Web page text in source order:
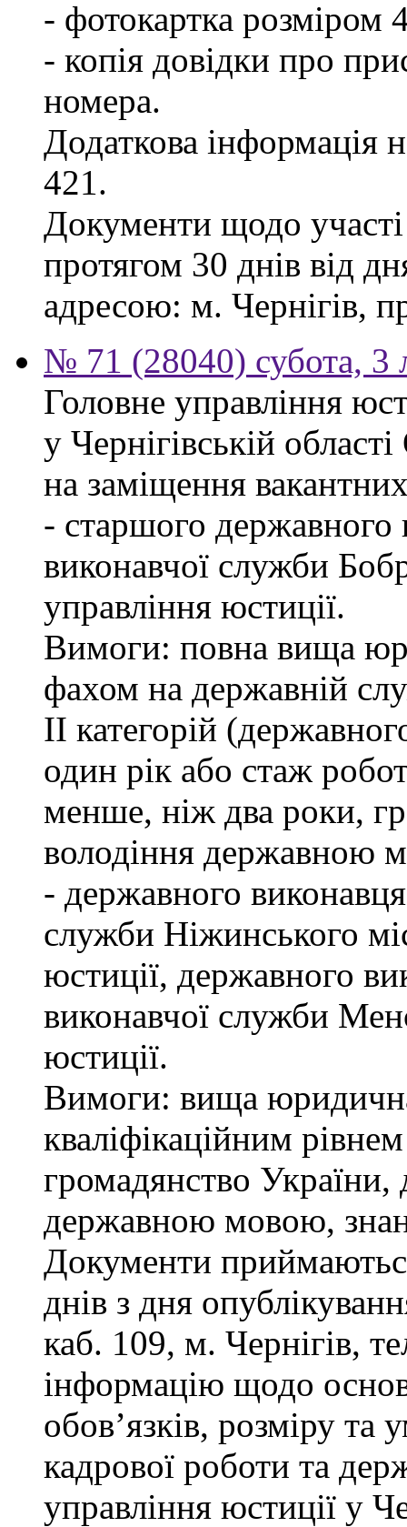
- фотокартка розміром
- копія довідки про
номера.
Додаткова інформація
421.
Документи щодо
протягом 30 днів від
адресою: м. Чернігів,
№ 71 (28040) субота, 3
Головне управління
у Чернігівській
на заміщення
- старшого державного
виконавчої служби
управління юстиції.
Вимоги: повна вища
фахом на державній
II категорій
один рік або стаж
менше, ніж два роки,
володіння державною
- державного
служби Ніжинського
юстиції, державного
виконавчої служби
юстиції.
Вимоги: вища юридична
кваліфікаційним
громадянство України,
державною мовою,
Документи
днів з дня
каб. 109, м. Чернігів,
інформацію щодо
обов’язків, розміру та
кадрової роботи та
управління юстиції у